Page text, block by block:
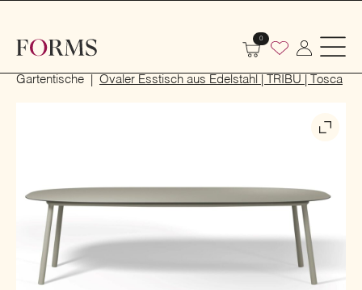
0
Gartentische
Ovaler Esstisch aus Edelstahl | TRIBÙ | Tosca